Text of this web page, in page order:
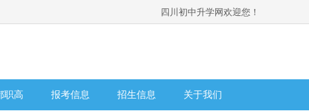
四川初中升学网欢迎您！
职高 报考信息 招生信息 关于我们